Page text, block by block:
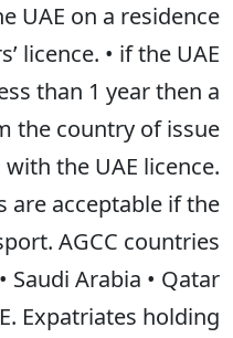
UAE on a residence
licence. • if the UAE
than 1 year then a
the country of issue
the UAE licence.
are acceptable if the
AGCC countries
Saudi Arabia • Qatar
Expatriates holding